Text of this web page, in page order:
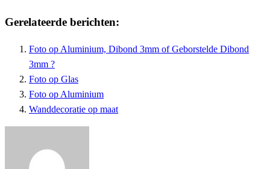
Gerelateerde berichten:
Foto op Aluminium, Dibond 3mm of Geborstelde Dibond
3mm ?
Foto op Glas
Foto op Aluminium
Wanddecoratie op maat